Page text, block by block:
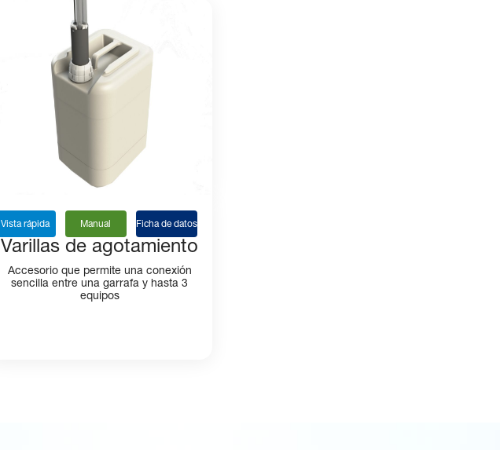
Vista rápida Manual Ficha de datos
Varillas de agotamiento
Accesorio que permite una conexión
sencilla entre una garrafa y hasta 3
equipos